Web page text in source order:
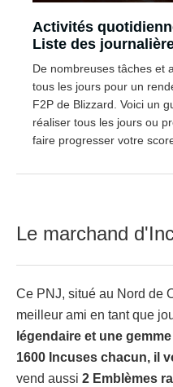
Activités
Liste des
De nombreuses tâches et
tous les jours pour un
F2P de Blizzard. Voici un
réaliser tous les jours ou
faire progresser votre
Le marchand
Ce PNJ, situé au Nord de
meilleur ami en tant que
légendaire et une
1600 Incuses chacun, il
vend aussi 2 Emblèmes